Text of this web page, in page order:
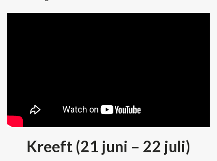
Kreeft (21 juni – 22 juli)